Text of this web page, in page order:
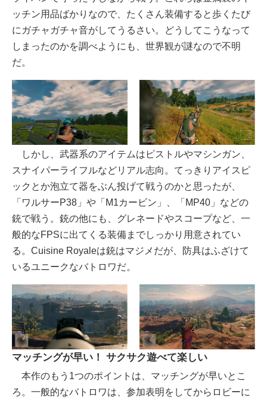
ッチン用品ばかりなので、たくさん装備すると歩くたび
にガチャガチャ音がしてうるさい。どうしてこうなって
しまったのかを調べようにも、世界観が謎なので不明
だ。
しかし、武器系のアイテムはピストルやマシンガン、
スナイパーライフルなどリアル志向。てっきりアイスピ
ックとか泡立て器をぶん投げて戦うのかと思ったが、
「ワルサーP38」や「M1カービン」、「MP40」などの
銃で戦う。銃の他にも、グレネードやスコープなど、一
般的なFPSに出てくる装備までしっかり用意されてい
る。Cuisine Royaleは銃はマジメだが、防具はふざけて
いるユニークなバトロワだ。
マッチングが早い！ サクサク遊べて楽しい
本作のもう1つのポイントは、マッチングが早いとこ
ろ。一般的なバトロワは、参加表明をしてからロビーに